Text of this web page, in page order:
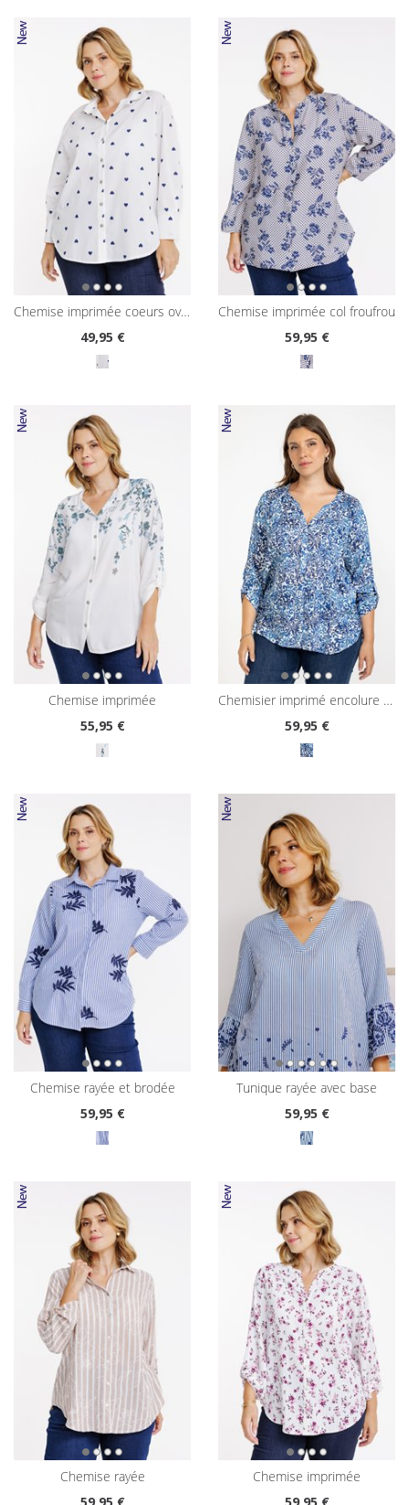
chemise imprimée coeurs oversized
49,95 €
chemise imprimée col froufrou
59,95 €
chemise imprimée
55,95 €
chemisier imprimé encolure tunisienne
59,95 €
chemise rayée et brodée
59,95 €
tunique rayée avec base
59,95 €
chemise rayée
chemise imprimée